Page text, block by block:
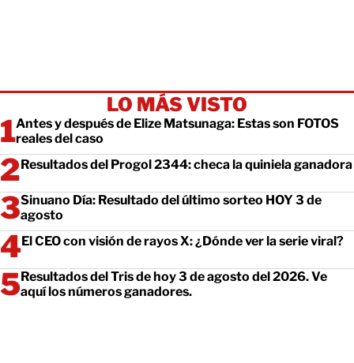
LO MÁS VISTO
Antes y después de Elize Matsunaga: Estas son FOTOS
reales del caso
Resultados del Progol 2344: checa la quiniela ganadora
Sinuano Día: Resultado del último sorteo HOY 3 de
agosto
El CEO con visión de rayos X: ¿Dónde ver la serie viral?
Resultados del Tris de hoy 3 de agosto del 2026. Ve
aquí los números ganadores.